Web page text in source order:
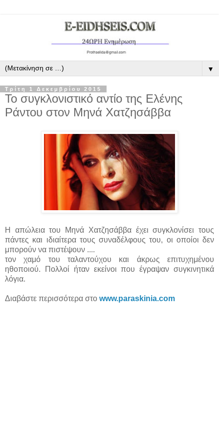
▼
Τρίτη 1 Δεκεμβρίου 2015
Το συγκλονιστικό αντίο της Ελένης
Ράντου στον Μηνά Χατζησάββα
Η απώλεια του Μηνά Χατζησάββα έχει συγκλονίσει τους
πάντες και ιδιαίτερα τους συναδέλφους του, οι οποίοι δεν
μπορούν να πιστέψουν ....
τον χαμό του ταλαντούχου και άκρως επιτυχημένου
ηθοποιού. Πολλοί ήταν εκείνοι που έγραψαν συγκινητικά
λόγια.
Διαβάστε περισσότερα στο www.paraskinia.com